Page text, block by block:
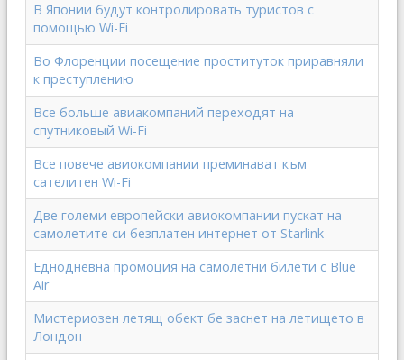
В Японии будут контролировать туристов с
помощью Wi-Fi
Во Флоренции посещение проституток приравняли
к преступлению
Все больше авиакомпаний переходят на
спутниковый Wi-Fi
Все повече авиокомпании преминават към
сателитен Wi-Fi
Две големи европейски авиокомпании пускат на
самолетите си безплатен интернет от Starlink
Еднодневна промоция на самолетни билети с Blue
Air
Мистериозен летящ обект бе заснет на летището в
Лондон